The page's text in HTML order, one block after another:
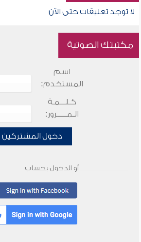
لا توجد تعليقات حتى الآن
مكتبتك الصوتية
اسم
المستخدم:
كـلـــمـة
الـمـــــرور:
دخول المشتركين
أو الدخول بحساب